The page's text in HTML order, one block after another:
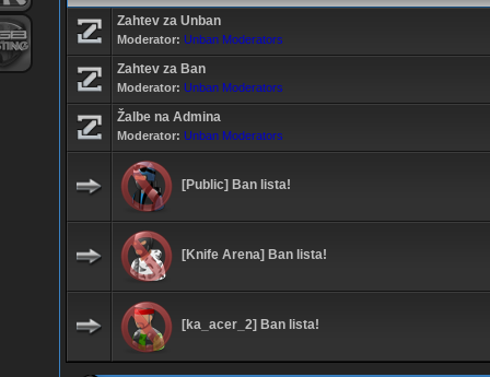
Zahtev za Unban
Moderator: Unban Moderators
Zahtev za Ban
Moderator: Unban Moderators
Žalbe na Admina
Moderator: Unban Moderators
[Public] Ban lista!
[Knife Arena] Ban lista!
[ka_acer_2] Ban lista!